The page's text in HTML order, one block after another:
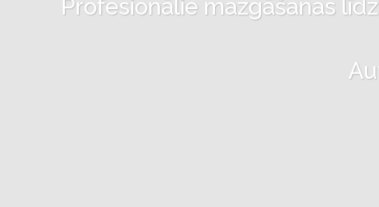
Profesionālie mazgāšanas